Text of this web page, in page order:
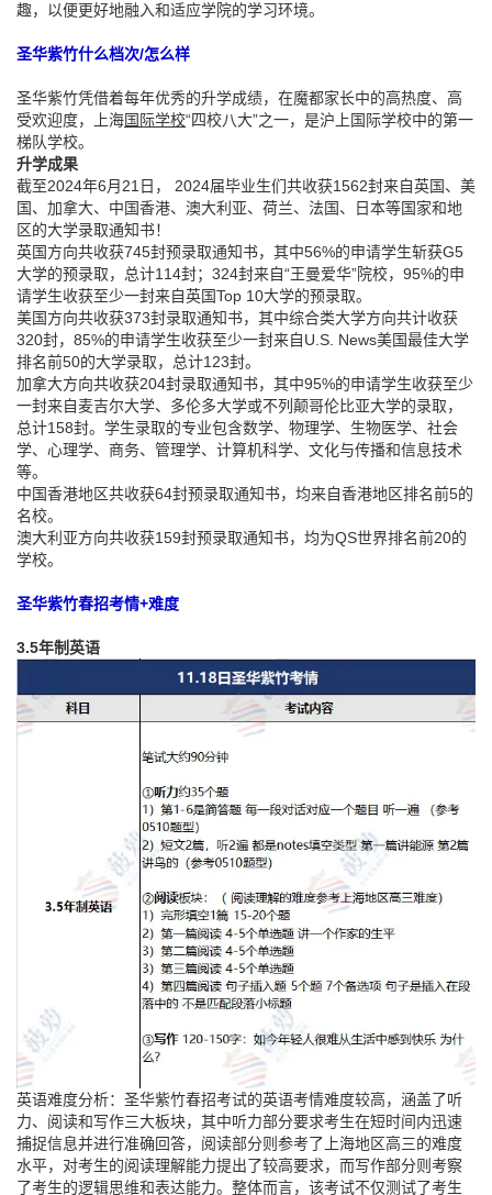
趣，以便更好地融入和适应学院的学习环境。
圣华紫竹什么档次/怎么样
圣华紫竹凭借着每年优秀的升学成绩，在魔都家长中的高热度、高
受欢迎度，上海国际学校“四校八大”之一，是沪上国际学校中的第一
梯队学校。
升学成果
截至2024年6月21日， 2024届毕业生们共收获1562封来自英国、美
国、加拿大、中国香港、澳大利亚、荷兰、法国、日本等国家和地
区的大学录取通知书！
英国方向共收获745封预录取通知书，其中56%的申请学生斩获G5
大学的预录取，总计114封；324封来自“王曼爱华”院校，95%的申
请学生收获至少一封来自英国Top 10大学的预录取。
美国方向共收获373封录取通知书，其中综合类大学方向共计收获
320封，85%的申请学生收获至少一封来自U.S. News美国最佳大学
排名前50的大学录取，总计123封。
加拿大方向共收获204封录取通知书，其中95%的申请学生收获至少
一封来自麦吉尔大学、多伦多大学或不列颠哥伦比亚大学的录取，
总计158封。学生录取的专业包含数学、物理学、生物医学、社会
学、心理学、商务、管理学、计算机科学、文化与传播和信息技术
等。
中国香港地区共收获64封预录取通知书，均来自香港地区排名前5的
名校。
澳大利亚方向共收获159封预录取通知书，均为QS世界排名前20的
学校。
圣华紫竹春招考情+难度
3.5年制英语
英语难度分析：圣华紫竹春招考试的英语考情难度较高，涵盖了听
力、阅读和写作三大板块，其中听力部分要求考生在短时间内迅速
捕捉信息并进行准确回答，阅读部分则参考了上海地区高三的难度
水平，对考生的阅读理解能力提出了较高要求，而写作部分则考察
了考生的逻辑思维和表达能力。整体而言，该考试不仅测试了考生